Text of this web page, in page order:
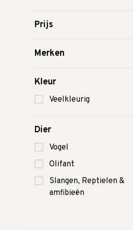
Prijs
Merken
Kleur
Veelkleurig
Dier
Vogel
Olifant
Slangen, Reptielen &
amfibieën